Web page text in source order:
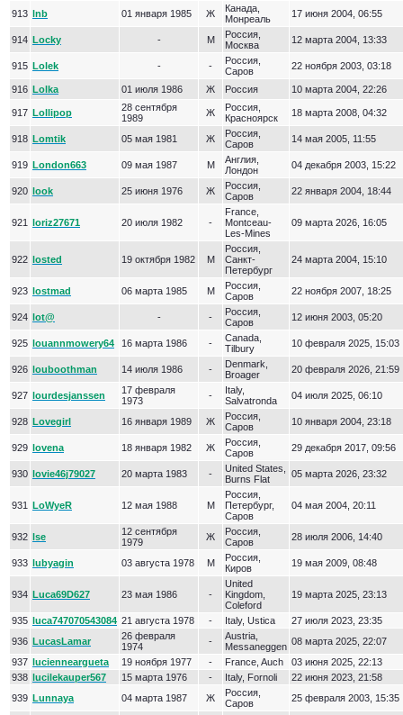
913 lnb 01 января 1985 Ж
Канада,
Монреаль
17 июня 2004, 06:55
914 Locky - М
Россия,
Москва
12 марта 2004, 13:33
915 Lolek - -
Россия,
Саров
22 ноября 2003, 03:18
916 Lolka 01 июля 1986 Ж Россия 10 марта 2004, 22:26
917 Lollipop
28 сентября
1989
Ж
Россия,
Красноярск
18 марта 2008, 04:32
918 Lomtik 05 мая 1981 Ж
Россия,
Саров
14 мая 2005, 11:55
919 London663 09 мая 1987 М
Англия,
Лондон
04 декабря 2003, 15:22
920 look 25 июня 1976 Ж
Россия,
Саров
22 января 2004, 18:44
921 loriz27671 20 июля 1982 -
France,
Montceau-
Les-Mines
09 марта 2026, 16:05
922 losted 19 октября 1982 М
Россия,
Санкт-
Петербург
24 марта 2004, 15:10
923 lostmad 06 марта 1985 М
Россия,
Саров
22 ноября 2007, 18:25
924 lot@ - -
Россия,
Саров
12 июня 2003, 05:20
925 louannmowery64 16 марта 1986 -
Canada,
Tilbury
10 февраля 2025, 15:03
926 louboothman 14 июля 1986 -
Denmark,
Broager
20 февраля 2026, 21:59
927 lourdesjanssen
17 февраля
1973
-
Italy,
Salvatronda
04 июля 2025, 06:10
928 Lovegirl 16 января 1989 Ж
Россия,
Саров
10 января 2004, 23:18
929 lovena 18 января 1982 Ж
Россия,
Саров
29 декабря 2017, 09:56
930 lovie46j79027 20 марта 1983 -
United States,
Burns Flat
05 марта 2026, 23:32
931 LoWyeR 12 мая 1988 М
Россия,
Петербург,
Саров
04 мая 2004, 20:11
932 lse
12 сентября
1979
Ж
Россия,
Саров
28 июля 2006, 14:40
933 lubyagin 03 августа 1978 М
Россия,
Киров
19 мая 2009, 08:48
934 Luca69D627 23 мая 1986 -
United
Kingdom,
Coleford
19 марта 2025, 23:13
935 luca747070543084 21 августа 1978 - Italy, Ustica
27 июля 2023, 23:35
936 LucasLamar
26 февраля
1974
-
Austria,
Messaneggen 08 марта 2025, 22:07
937 lucienneargueta 19 ноября 1977 - France, Auch
03 июня 2025, 22:13
938 lucilekauper567 15 марта 1976 - Italy, Fornoli
22 июня 2023, 21:58
939 Lunnaya 04 марта 1987 Ж
Россия,
Саров
25 февраля 2003, 15:35